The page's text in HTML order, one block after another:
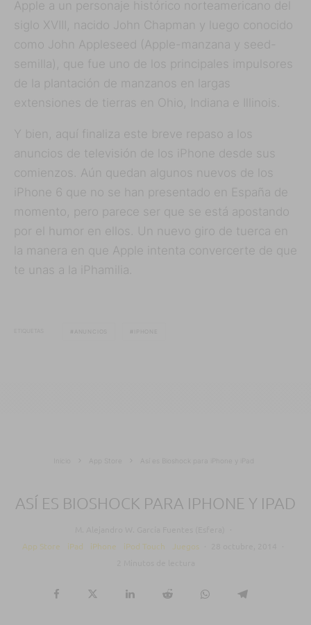
Apple a un personaje histórico norteamericano del
siglo XVIII, nacido John Chapman y luego conocido
como John Appleseed (Apple-manzana y seed-
semilla), que fue uno de los principales impulsores
de la plantación de manzanos en largas
extensiones de tierras en Ohio, Indiana e Illinois.
Y bien, aquí finaliza este breve repaso a los
anuncios de televisión de los iPhone desde sus
comienzos. Aún quedan algunos nuevos de los
iPhone 6 que no se han presentado en España de
momento, pero parece ser que se está apostando
por el humor en ellos. Un nuevo giro de tuerca en
la manera en que Apple intenta convercerte de que
te unas a la iPhamilia.
ETIQUETAS
App Store Así es Bioshock para iPhone y iPad
ASÍ ES BIOSHOCK PARA IPHONE Y IPAD
App Store
iPad iPhone iPod Touch Juegos